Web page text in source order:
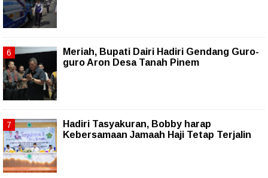
Meriah, Bupati Dairi Hadiri Gendang Guro-
guro Aron Desa Tanah Pinem
Hadiri Tasyakuran, Bobby harap
Kebersamaan Jamaah Haji Tetap Terjalin